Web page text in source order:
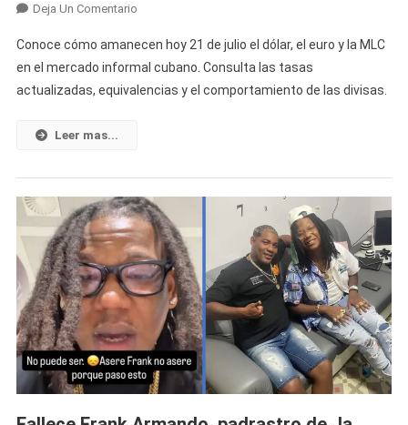
Deja Un ComentarioEn
Se
Mueve
El
El
Dólar,
El
Euro
Y
La
MLC
Registran
Nuevos
Cambios
Conoce cómo amanecen hoy 21 de julio el dólar, el euro y la MLC
en el mercado informal cubano. Consulta las tasas
actualizadas, equivalencias y el comportamiento de las divisas.
Leer mas...